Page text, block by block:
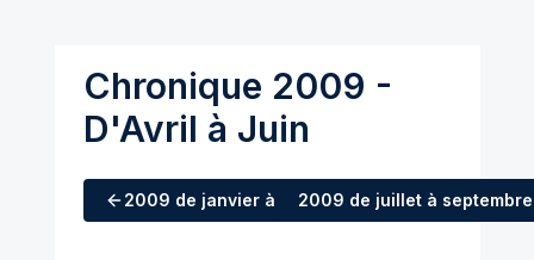
Chronique 2009 -
D'Avril à Juin
2009 de janvier à mars2009 de juillet à septembre